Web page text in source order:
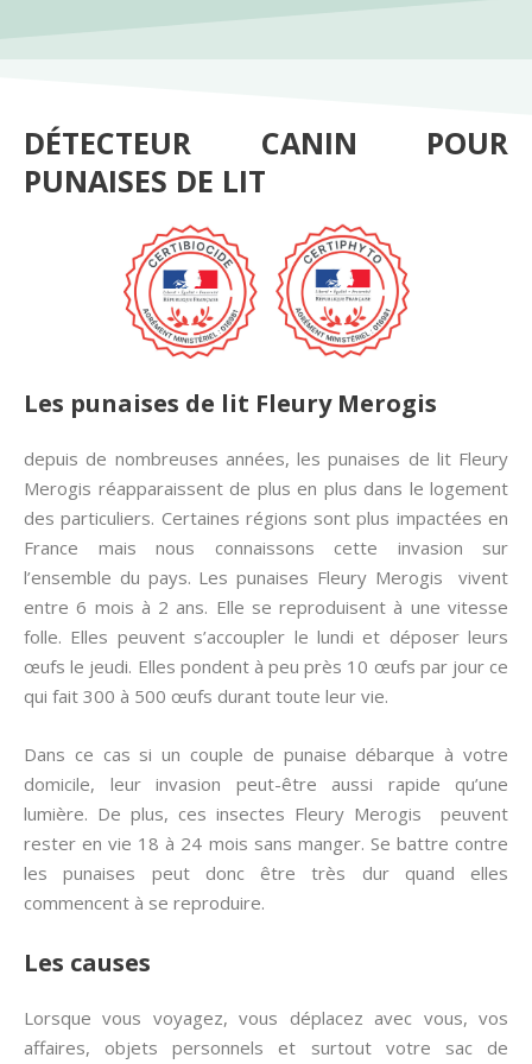
DÉTECTEUR CANIN POUR
PUNAISES DE LIT
Les punaises de lit Fleury Merogis
depuis de nombreuses années, les punaises de lit Fleury
Merogis réapparaissent de plus en plus dans le logement
des particuliers. Certaines régions sont plus impactées en
France mais nous connaissons cette invasion sur
l’ensemble du pays. Les punaises Fleury Merogis vivent
entre 6 mois à 2 ans. Elle se reproduisent à une vitesse
folle. Elles peuvent s’accoupler le lundi et déposer leurs
œufs le jeudi. Elles pondent à peu près 10 œufs par jour ce
qui fait 300 à 500 œufs durant toute leur vie.
Dans ce cas si un couple de punaise débarque à votre
domicile, leur invasion peut-être aussi rapide qu’une
lumière. De plus, ces insectes Fleury Merogis peuvent
rester en vie 18 à 24 mois sans manger. Se battre contre
les punaises peut donc être très dur quand elles
commencent à se reproduire.
Les causes
Lorsque vous voyagez, vous déplacez avec vous, vos
affaires, objets personnels et surtout votre sac de